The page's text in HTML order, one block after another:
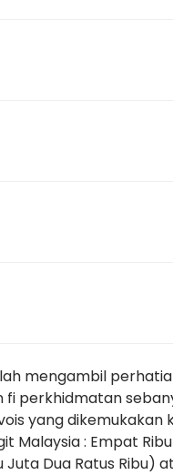
mengambil
perkhidmatan
yang dikemukakan
Malaysia : Empat
Juta Dua Ratus Ribu)